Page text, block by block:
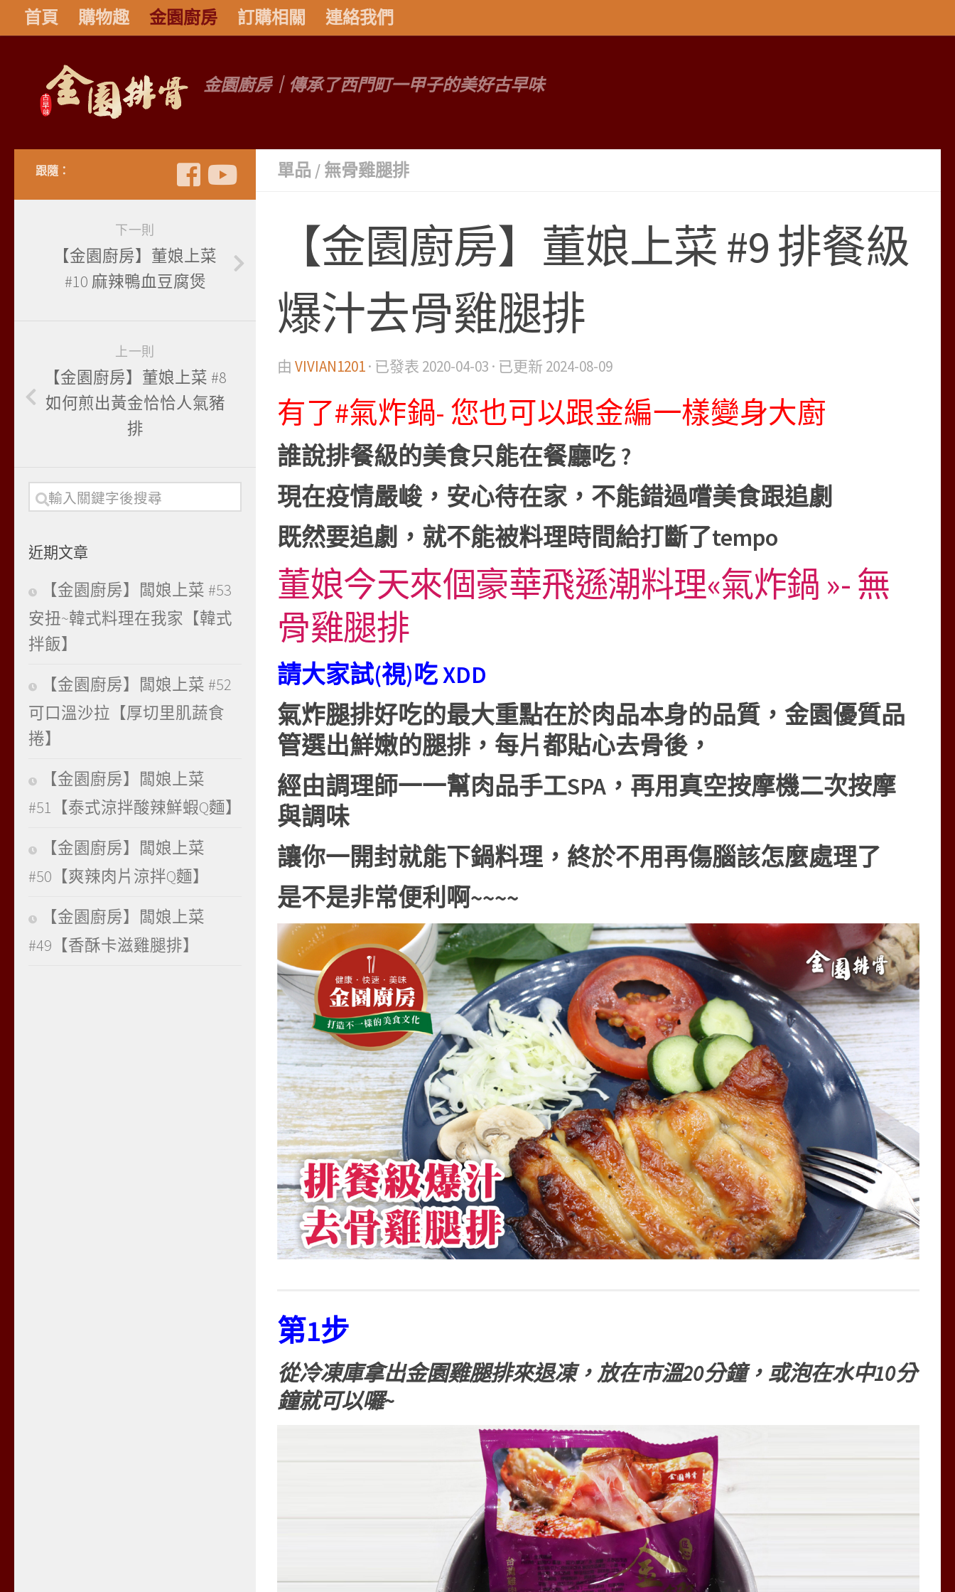
首頁 購物趣 金園廚房 訂購相關 連絡我們
金園廚房｜傳承了西門町一甲子的美好古早味
單品 /無骨雞腿排
【金園廚房】董娘上菜 #9 排餐級
爆汁去骨雞腿排
由 VIVIAN1201· 已發表 2020-04-03 · 已更新 2024-08-09
有了#氣炸鍋- 您也可以跟金編一樣變身大廚
誰說排餐級的美食只能在餐廳吃 ?
現在疫情嚴峻，安心待在家，不能錯過嚐美食跟追劇
既然要追劇，就不能被料理時間給打斷了tempo
董娘今天來個豪華飛遜潮料理«氣炸鍋 »- 無
骨雞腿排
請大家試(視)吃 XDD
氣炸腿排好吃的最大重點在於肉品本身的品質，金園優質品
管選出鮮嫩的腿排，每片都貼心去骨後，
經由調理師一一幫肉品手工SPA，再用真空按摩機二次按摩
與調味
讓你一開封就能下鍋料理，終於不用再傷腦該怎麼處理了
是不是非常便利啊~~~~
第1步
從冷凍庫拿出金園雞腿排來退凍，放在市溫20分鐘，或泡在水中10分
鐘就可以囉~
跟隨：
下一則
【金園廚房】董娘上菜
#10 麻辣鴨血豆腐煲
上一則
【金園廚房】董娘上菜 #8
如何煎出黃金恰恰人氣豬
排
近期文章
【金園廚房】闆娘上菜 #53
安扭~韓式料理在我家【韓式
拌飯】
【金園廚房】闆娘上菜 #52
可口溫沙拉【厚切里肌蔬食
捲】
【金園廚房】闆娘上菜
#51【泰式涼拌酸辣鮮蝦Q麵】
【金園廚房】闆娘上菜
#50【爽辣肉片涼拌Q麵】
【金園廚房】闆娘上菜
#49【香酥卡滋雞腿排】